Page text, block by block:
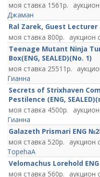
1561
Джаман
Ral Zarek, Guest Lecturer
800
Teenage Mutant Ninja
Box(ENG, SEALED)(No. 1)
25511
Гианна
Secrets of Strixhaven
Pestilence (ENG,
4500
Гианна
Galazeth Prismari ENG
520
TopehaA
Velomachus Lorehold
560